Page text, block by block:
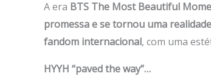
A era BTS The Most Beautiful
promessa e se tornou uma realidade
fandom internacional, com uma
HYYH “paved the way”…